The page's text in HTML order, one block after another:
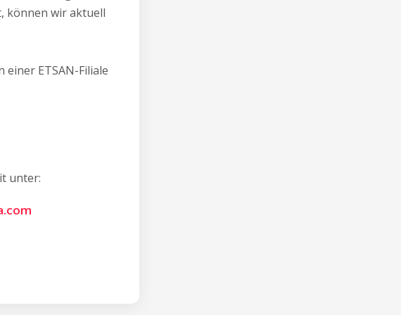
können wir aktuell
ETSAN-Filiale
unter: